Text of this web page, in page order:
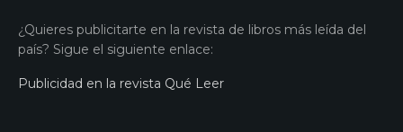
¿Quieres publicitarte en la revista de libros más leída del
país? Sigue el siguiente enlace:
Publicidad en la revista Qué Leer